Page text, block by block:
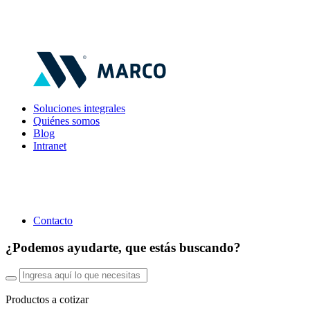
Soluciones integrales
Quiénes somos
Blog
Intranet
Contacto
¿Podemos ayudarte, que estás buscando?
Productos a cotizar